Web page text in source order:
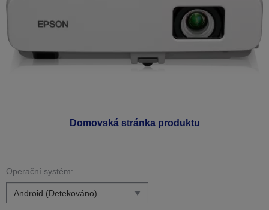
Domovská stránka produktu
Operační systém: